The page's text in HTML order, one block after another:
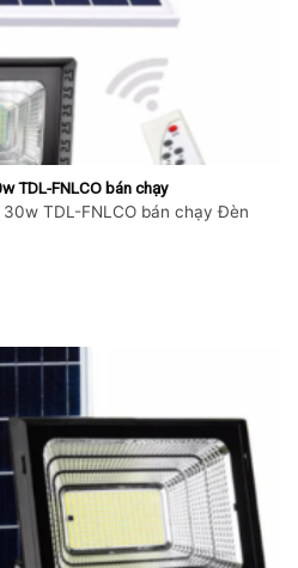
TDL-FNLCO bán chạy
TDL-FNLCO bán chạy Đèn